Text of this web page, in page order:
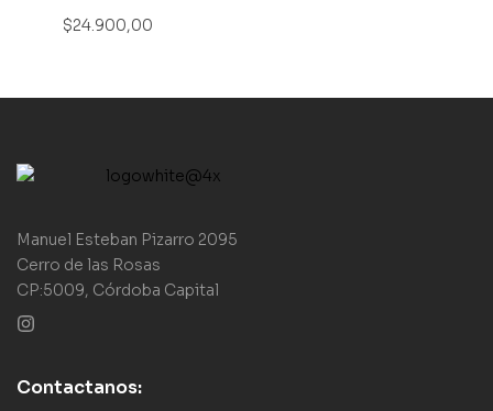
$24.900,00
Manuel Esteban Pizarro 2095
Cerro de las Rosas
CP:5009, Córdoba Capital
Contactanos: